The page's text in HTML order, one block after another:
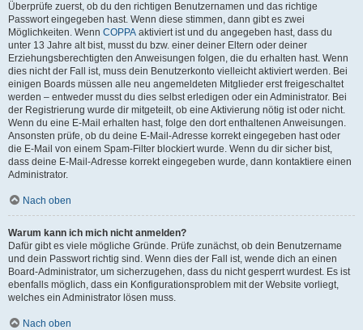
Überprüfe zuerst, ob du den richtigen Benutzernamen und das richtige
Passwort eingegeben hast. Wenn diese stimmen, dann gibt es zwei
Möglichkeiten. Wenn COPPA aktiviert ist und du angegeben hast, dass du
unter 13 Jahre alt bist, musst du bzw. einer deiner Eltern oder deiner
Erziehungsberechtigten den Anweisungen folgen, die du erhalten hast. Wenn
dies nicht der Fall ist, muss dein Benutzerkonto vielleicht aktiviert werden. Bei
einigen Boards müssen alle neu angemeldeten Mitglieder erst freigeschaltet
werden – entweder musst du dies selbst erledigen oder ein Administrator. Bei
der Registrierung wurde dir mitgeteilt, ob eine Aktivierung nötig ist oder nicht.
Wenn du eine E-Mail erhalten hast, folge den dort enthaltenen Anweisungen.
Ansonsten prüfe, ob du deine E-Mail-Adresse korrekt eingegeben hast oder
die E-Mail von einem Spam-Filter blockiert wurde. Wenn du dir sicher bist,
dass deine E-Mail-Adresse korrekt eingegeben wurde, dann kontaktiere einen
Administrator.
Nach oben
Warum kann ich mich nicht anmelden?
Dafür gibt es viele mögliche Gründe. Prüfe zunächst, ob dein Benutzername
und dein Passwort richtig sind. Wenn dies der Fall ist, wende dich an einen
Board-Administrator, um sicherzugehen, dass du nicht gesperrt wurdest. Es ist
ebenfalls möglich, dass ein Konfigurationsproblem mit der Website vorliegt,
welches ein Administrator lösen muss.
Nach oben